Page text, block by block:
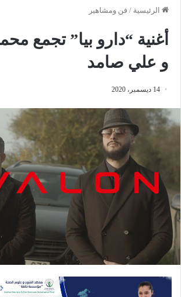
الرئيسية / فن ومشاهير
أغنية “دارو بيا” تجمع
و علي صامد
14 ديسمبر، 2020